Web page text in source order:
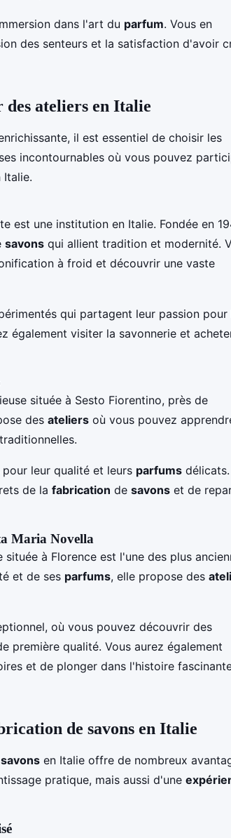
dans l'art du parfum. Vous en
des senteurs et la satisfaction d'avoir
des ateliers en Italie
il est essentiel de choisir les
incontournables où vous pouvez
Italie.
est une institution en Italie. Fondée en
savons qui allient tradition et modernité.
à froid et découvrir une vaste
qui partagent leur passion pour
également visiter la savonnerie et
située à Sesto Fiorentino, près de
des ateliers où vous pouvez
leur qualité et leurs parfums délicats.
de la fabrication de savons et de
Maria Novella
à Florence est l'une des plus
et de ses parfums, elle propose des
où vous pouvez découvrir des
première qualité. Vous aurez également
et de plonger dans l'histoire
de savons en Italie
savons en Italie offre de nombreux
pratique, mais aussi d'une